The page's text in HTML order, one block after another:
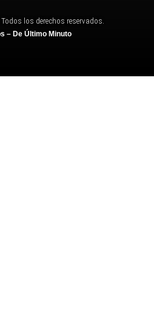
los derechos reservados.
– De Último Minuto